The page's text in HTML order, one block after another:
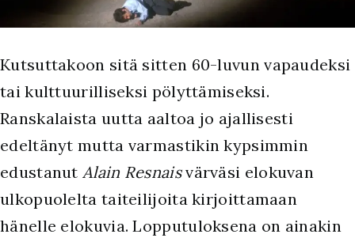
Kutsuttakoon sitä sitten 60-luvun vapaudeksi
tai kulttuurilliseksi pölyttämiseksi.
Ranskalaista uutta aaltoa jo ajallisesti
edeltänyt mutta varmastikin kypsimmin
edustanutAlain Resnaisvärväsi elokuvan
ulkopuolelta taiteilijoita kirjoittamaan
hänelle elokuvia. Lopputuloksena on ainakin